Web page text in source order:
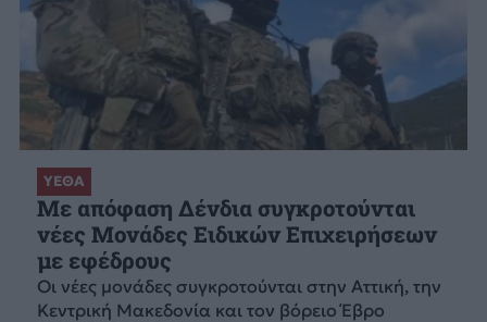
ΥΕΘΑ
Με απόφαση Δένδια συγκροτούνται
νέες Μονάδες Ειδικών Επιχειρήσεων
με εφέδρους
Οι νέες μονάδες συγκροτούνται στην Αττική, την
Κεντρική Μακεδονία και τον βόρειο Έβρο